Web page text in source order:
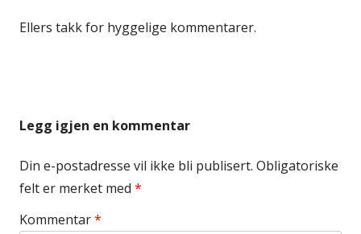
Ellers takk for hyggelige kommentarer.
Legg igjen en kommentar
Din e-postadresse vil ikke bli publisert. Obligatoriske
felt er merket med *
Kommentar*